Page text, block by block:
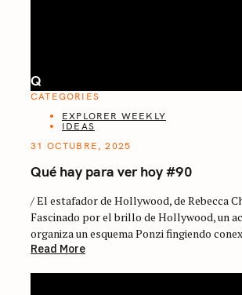
Q
CATEGORIES
EXPLORER WEEKLY
IDEAS
31 OCTUBRE, 2025
Qué hay para ver hoy #90
/ El estafador de Hollywood, de Rebecca
Fascinado por el brillo de Hollywood, un
organiza un esquema Ponzi fingiendo
Read More